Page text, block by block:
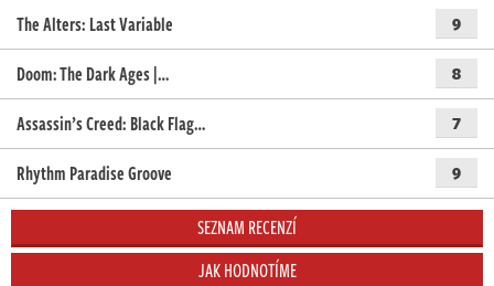
The Alters: Last Variable 9
Doom: The Dark Ages |… 8
Assassin’s Creed: Black Flag… 7
Rhythm Paradise Groove 9
SEZNAM RECENZÍ
JAK HODNOTÍME